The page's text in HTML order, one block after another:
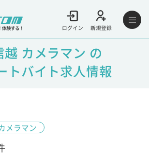
体験する！ ログイン 新規登録
越 カメラマン の
トバイト求人情報
メラマン